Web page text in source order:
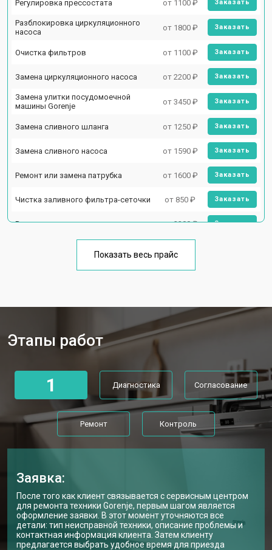
Регулировка прессостата от 1100 ₽ Заказать
Разблокировка циркуляционного
насоса
от 1800 ₽ Заказать
Очистка фильтров от 1100 ₽ Заказать
Замена циркуляционного насоса от 2200 ₽ Заказать
Замена улитки посудомоечной
машины Gorenje
от 3450 ₽ Заказать
Замена сливного шланга от 1250 ₽ Заказать
Замена сливного насоса от 1590 ₽ Заказать
Ремонт или замена патрубка от 1600 ₽ Заказать
Чистка заливного фильтра-сеточки от 850 ₽ Заказать
Ремонт циркуляционного насоса от 2200 ₽ Заказать
Ремонт стакана моечного бака от 1600 ₽
от 1800 ₽ Заказать
Ремонт или замена пружины дверцы
от 1100 ₽ Заказать
Замена водоприёмника от 2450 ₽ Заказать
Замена панели управления от 1550 ₽ Заказать
машины Gorenje
Ремонт/замена датчика
температуры
от 1590 ₽ Заказать
Замена замка посудомоечной
машины Gorenje
от 1600 ₽ Заказать
Ремонт электропроводки от 1250 ₽ Заказать
Показать весь прайс
Этапы работ
1 Диагностика Согласование
Ремонт Контроль
Заявка:
После того как клиент связывается с сервисным центром
для ремонта техники Gorenje, первым шагом является
оформление заявки. В этот момент уточняются все
детали: тип неисправной техники, описание проблемы и
контактная информация клиента. Затем клиенту
предлагается выбрать удобное время для приезда